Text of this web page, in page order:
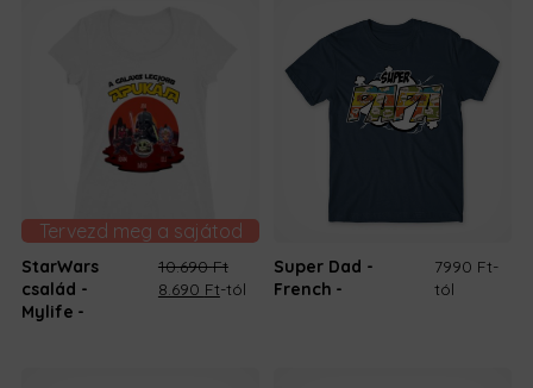
Tervezd meg a sajátod
StarWars
család -
Mylife
10.690Ft
Original
8.690 FtCurrent
-tól
Super Dad -
French
7990 Ft-
tól